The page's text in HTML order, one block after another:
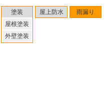
塗装
屋根塗装
外壁塗装
屋上防水 雨漏り